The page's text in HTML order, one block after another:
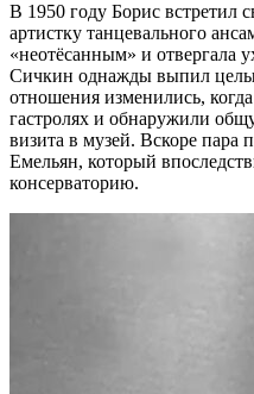
В 1950 году Борис встретил
артистку танцевального
«неотёсанным» и отвергала
Сичкин однажды выпил
отношения изменились,
гастролях и обнаружили
визита в музей. Вскоре пара
Емельян, который
консерваторию.